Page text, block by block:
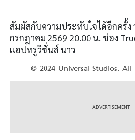
สัมผัสกับความประทับใจได้อีกครั้ง
กรกฎาคม 2569 20.00 น. ช่อง
แอปทรูวิชั่นส์ นาว
© 2024 Universal Studios. All